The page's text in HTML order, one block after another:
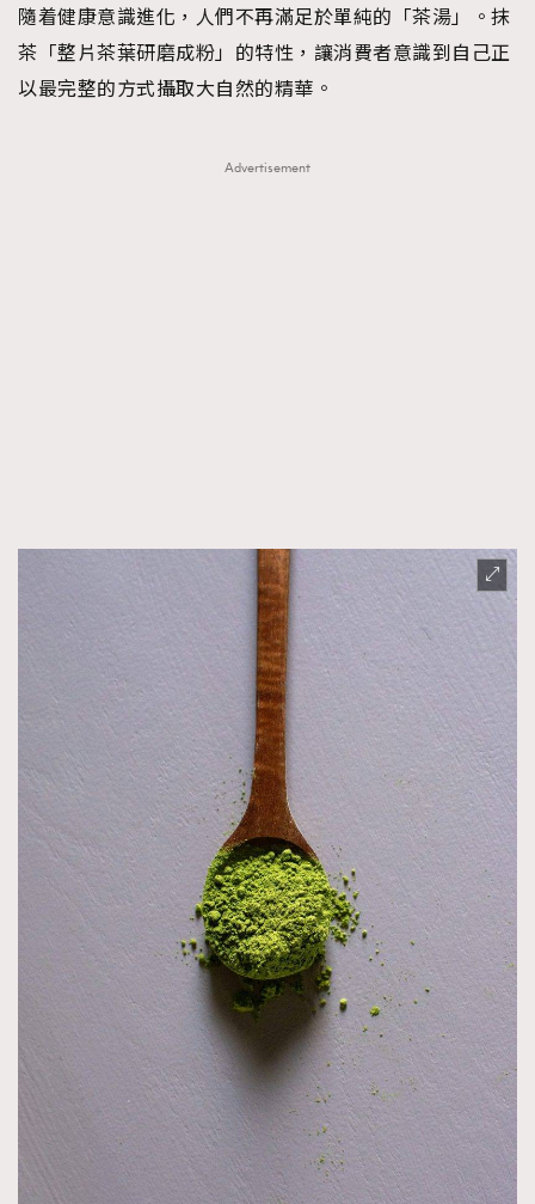
隨着健康意識進化，人們不再滿足於單純的「茶湯」。抹
茶「整片茶葉研磨成粉」的特性，讓消費者意識到自己正
以最完整的方式攝取大自然的精華。
Advertisement